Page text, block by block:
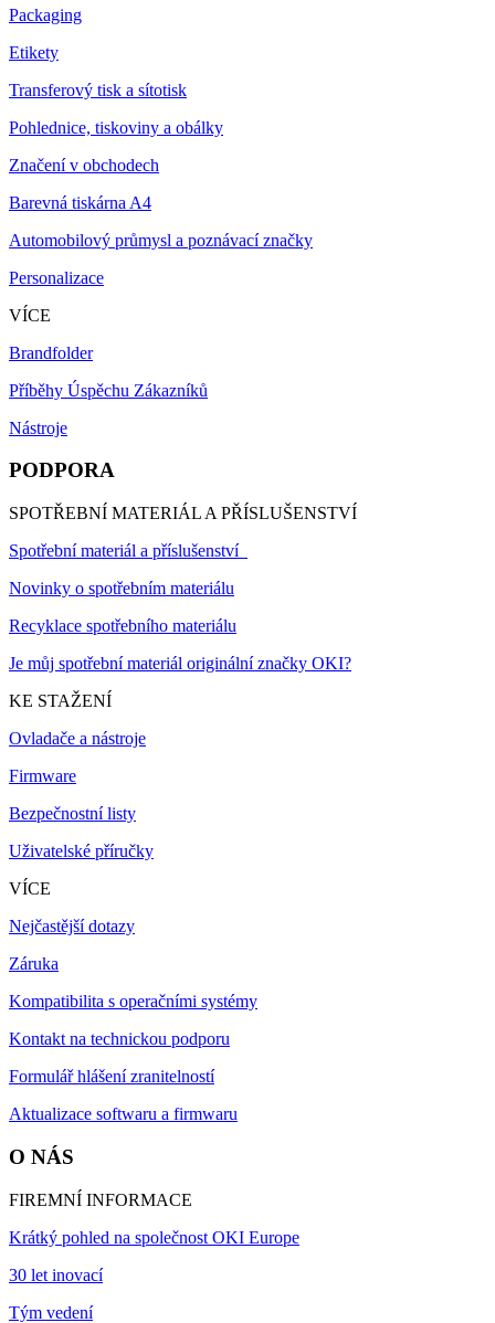
Packaging
Etikety
Transferový tisk a sítotisk
Pohlednice, tiskoviny a obálky
Značení v obchodech
Barevná tiskárna A4
Automobilový průmysl a poznávací značky
Personalizace
VÍCE
Brandfolder
Příběhy Úspěchu Zákazníků
Nástroje
PODPORA
SPOTŘEBNÍ MATERIÁL A PŘÍSLUŠENSTVÍ
Spotřební materiál a příslušenství
Novinky o spotřebním materiálu
Recyklace spotřebního materiálu
Je můj spotřební materiál originální značky OKI?
KE STAŽENÍ
Ovladače a nástroje
Firmware
Bezpečnostní listy
Uživatelské příručky
VÍCE
Nejčastější dotazy
Záruka
Kompatibilita s operačními systémy
Kontakt na technickou podporu
Formulář hlášení zranitelností
Aktualizace softwaru a firmwaru
O NÁS
FIREMNÍ INFORMACE
Krátký pohled na společnost OKI Europe
30 let inovací
Tým vedení